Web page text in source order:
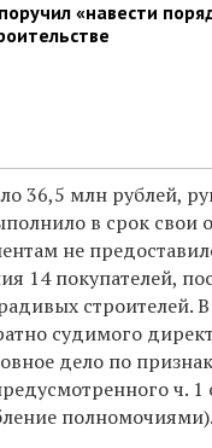
«навести
36,5 млн рублей,
в срок свои
не
14 покупателей,
строителей.
судимого
дело по
ч. 1
полномочиями).